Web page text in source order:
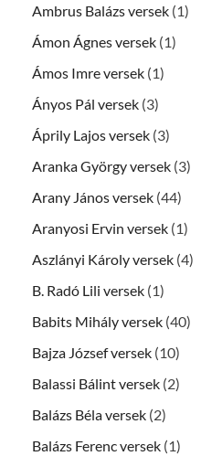
Ambrus Balázs versek (1)
Ámon Ágnes versek (1)
Ámos Imre versek (1)
Ányos Pál versek (3)
Áprily Lajos versek (3)
Aranka György versek (3)
Arany János versek (44)
Aranyosi Ervin versek (1)
Aszlányi Károly versek (4)
B. Radó Lili versek (1)
Babits Mihály versek (40)
Bajza József versek (10)
Balassi Bálint versek (2)
Balázs Béla versek (2)
Balázs Ferenc versek (1)